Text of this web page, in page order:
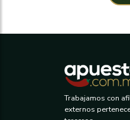
Trabajamos con
externos